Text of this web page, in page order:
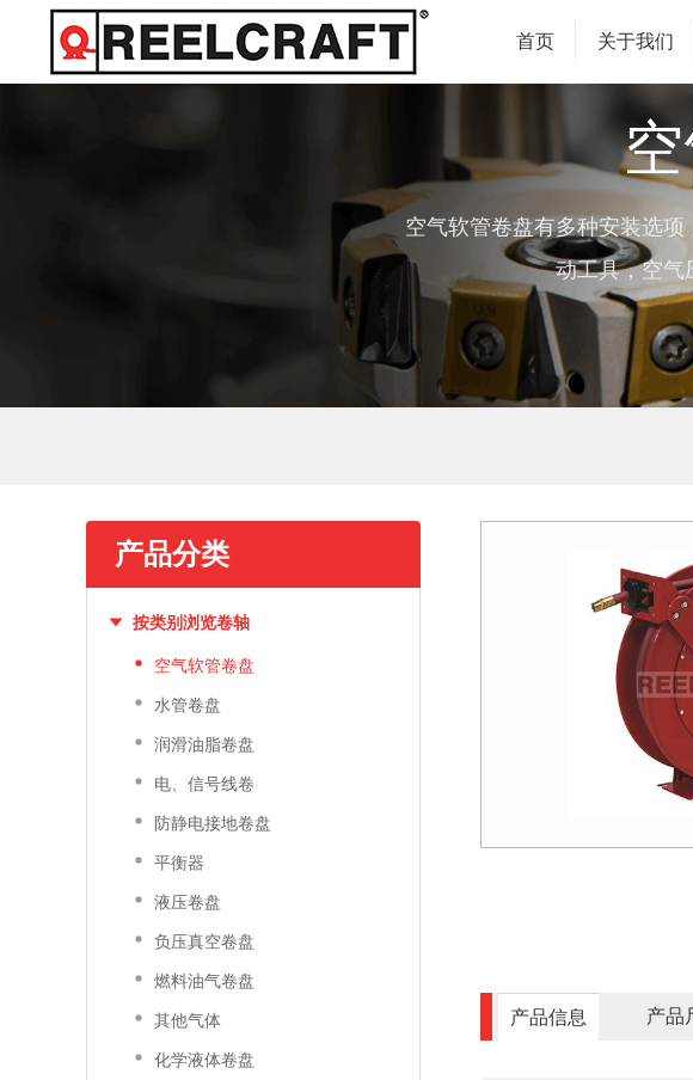
首页 关于我们
空气软管卷盘有多种安装选
动工具，空气
产品分类
按类别浏览卷轴
空气软管卷盘
水管卷盘
润滑油脂卷盘
电、信号线卷
防静电接地卷盘
平衡器
液压卷盘
负压真空卷盘
燃料油气卷盘
其他气体
化学液体卷盘
产品信息 产品